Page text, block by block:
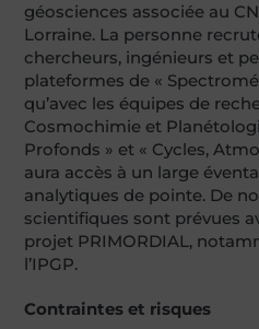
géosciences associée au
Lorraine. La personne
chercheurs, ingénieurs et
plateformes de «
qu’avec les équipes de
Cosmochimie et
Profonds » et « Cycles,
aura accès à un large
analytiques de pointe. De
scientifiques sont prévues
projet PRIMORDIAL,
l’IPGP.
Contraintes et risques